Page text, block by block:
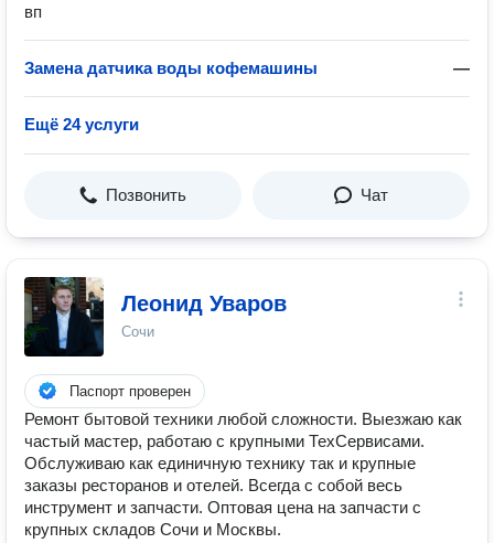
вп
Замена датчиĸа воды кофемашины —
Ещё 24 услуги
Позвонить Чат
Леонид Уваров
Сочи
Паспорт проверен
Ремонт бытовой техники любой сложности. Выезжаю как
частый мастер, работаю с крупными ТехСервисами.
Обслуживаю как единичную технику так и крупные
заказы ресторанов и отелей. Всегда с собой весь
инструмент и запчасти. Оптовая цена на запчасти с
крупных складов Сочи и Москвы.